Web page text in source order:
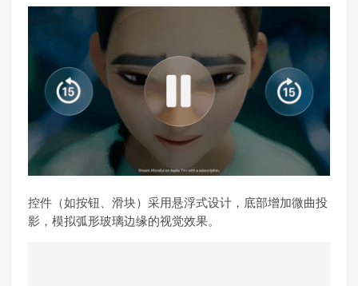
控件（如按钮、滑块）采用悬浮式设计，底部增加微曲投
影，模拟弧形玻璃边缘的视觉效果。